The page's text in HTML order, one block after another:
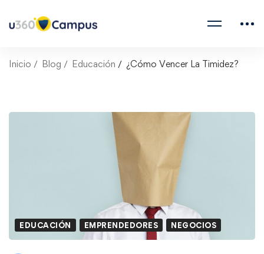
Inicio Blog Educación ¿Cómo Vencer La Timidez?
EDUCACIÓN EMPRENDEDORES NEGOCIOS